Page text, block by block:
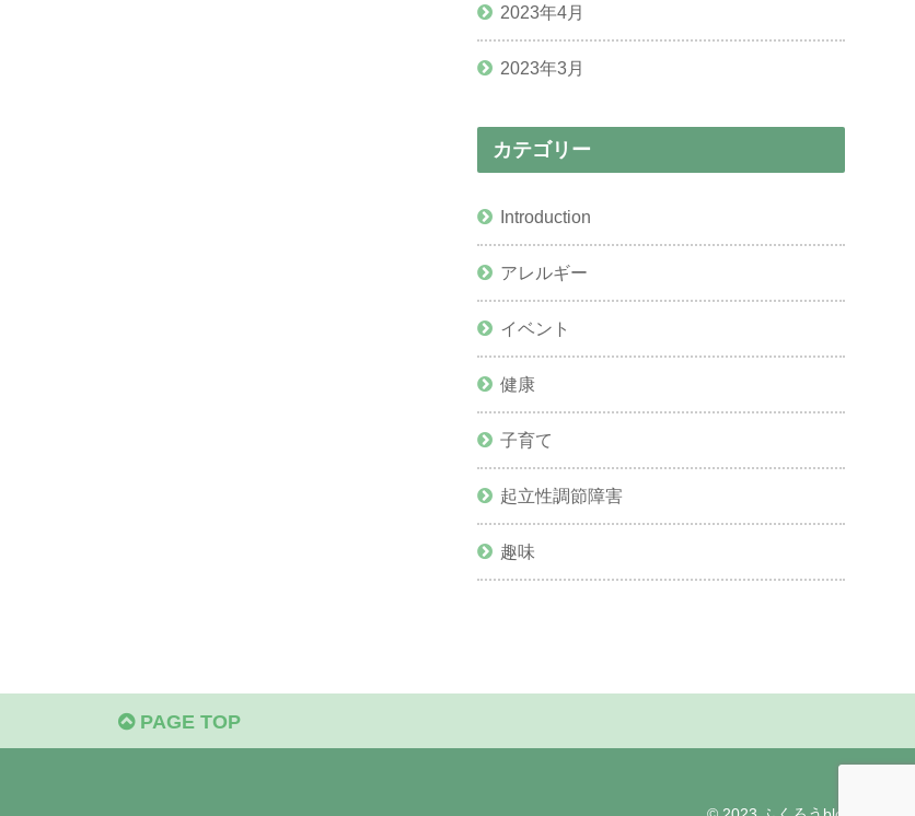
2023年4月
2023年3月
カテゴリー
Introduction
アレルギー
イベント
健康
子育て
起立性調節障害
趣味
PAGE TOP